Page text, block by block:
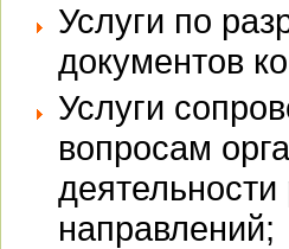
Услуги по
документов
Услуги
вопросам
направлений;